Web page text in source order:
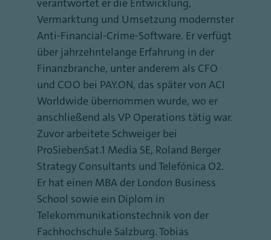
verantwortet er die Entwicklung,
Vermarktung und Umsetzung modernster
Anti-Financial-Crime-Software. Er verfügt
über jahrzehntelange Erfahrung in der
Finanzbranche, unter anderem als CFO
und COO bei PAY.ON, das später von ACI
Worldwide übernommen wurde, wo er
anschließend als VP Operations tätig war.
Zuvor arbeitete Schweiger bei
ProSiebenSat.1 Media SE, Roland Berger
Strategy Consultants und Telefónica O2.
Er hat einen MBA der London Business
School sowie ein Diplom in
Telekommunikationstechnik von der
Fachhochschule Salzburg. Tobias